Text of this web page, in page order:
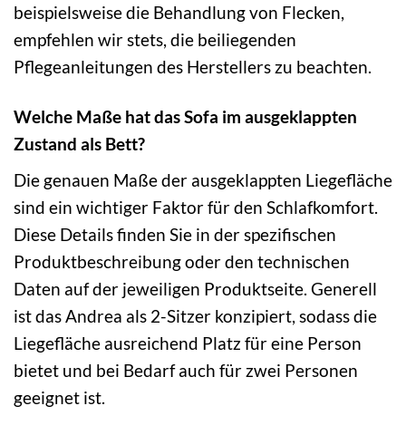
beispielsweise die Behandlung von Flecken,
empfehlen wir stets, die beiliegenden
Pflegeanleitungen des Herstellers zu beachten.
Welche Maße hat das Sofa im ausgeklappten
Zustand als Bett?
Die genauen Maße der ausgeklappten Liegefläche
sind ein wichtiger Faktor für den Schlafkomfort.
Diese Details finden Sie in der spezifischen
Produktbeschreibung oder den technischen
Daten auf der jeweiligen Produktseite. Generell
ist das Andrea als 2-Sitzer konzipiert, sodass die
Liegefläche ausreichend Platz für eine Person
bietet und bei Bedarf auch für zwei Personen
geeignet ist.